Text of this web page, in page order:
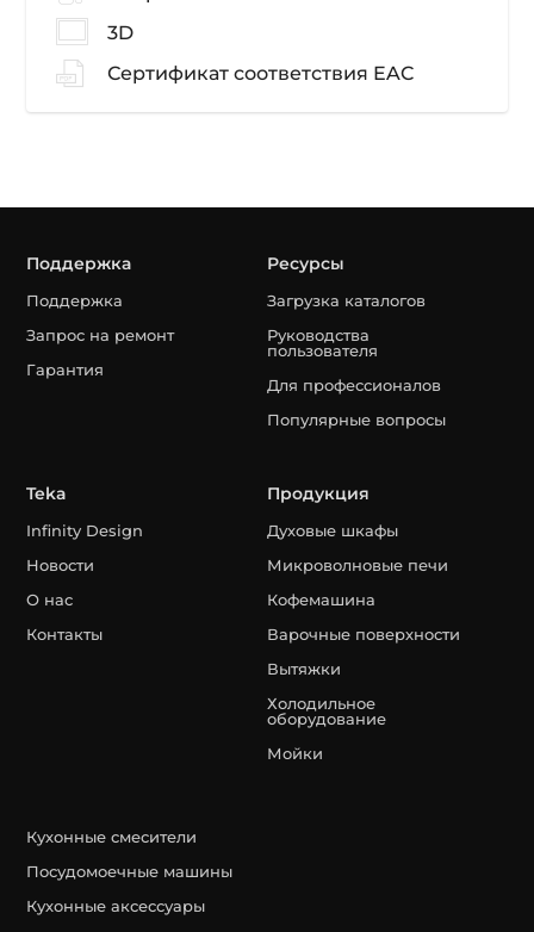
3D
Сертификат соответствия EAC
Поддержка
Поддержка
Запрос на ремонт
Гарантия
Ресурсы
Загрузка каталогов
Руководства
пользователя
Для профессионалов
Популярные вопросы
Teka
Infinity Design
Новости
О нас
Контакты
Продукция
Духовые шкафы
Микроволновые печи
Кофемашина
Варочные поверхности
Вытяжки
Холодильное
оборудование
Мойки
Кухонные смесители
Посудомоечные машины
Кухонные аксессуары